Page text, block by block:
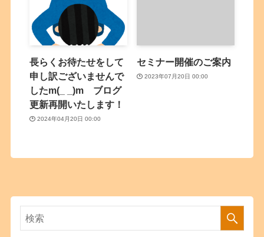
長らくお待たせをして
申し訳ございませんで
したm(_ _)m ブログ
更新再開いたします！
2024年04月20日 00:00
セミナー開催のご案内
2023年07月20日 00:00